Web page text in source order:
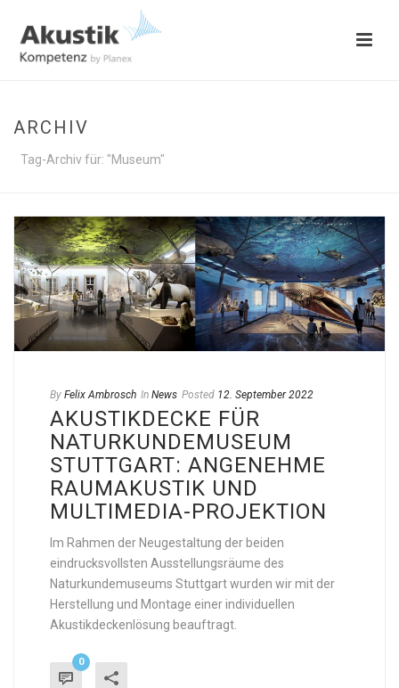
ARCHIV
Tag-Archiv für: "Museum"
By Felix Ambrosch In News Posted 12. September 2022
AKUSTIKDECKE FÜR
NATURKUNDEMUSEUM
STUTTGART: ANGENEHME
RAUMAKUSTIK UND
MULTIMEDIA-PROJEKTION
Im Rahmen der Neugestaltung der beiden
eindrucksvollsten Ausstellungsräume des
Naturkundemuseums Stuttgart wurden wir mit der
Herstellung und Montage einer individuellen
Akustikdeckenlösung beauftragt.
0